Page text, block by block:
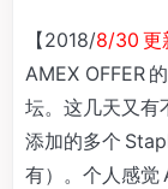
【2018/8/30 更
AMEX OFFER
坛。这几天又有
添加的多个
有）。个人感觉